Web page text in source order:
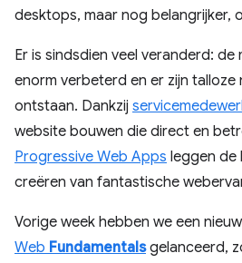
desktops, maar nog belangrijker,
Er is sindsdien veel veranderd: de
enorm verbeterd en er zijn talloze
ontstaan. Dankzij
website bouwen die direct en
Progressive Web Apps leggen de
creëren van fantastische
Vorige week hebben we een
Web Fundamentalsgelanceerd,